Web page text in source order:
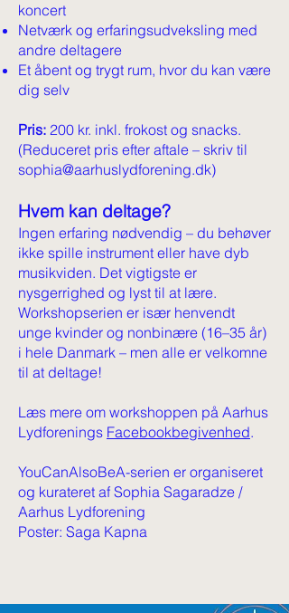
koncert
Netværk og erfaringsudveksling med
andre deltagere
Et åbent og trygt rum, hvor du kan være
dig selv
Pris: 200 kr. inkl. frokost og snacks.
(Reduceret pris efter aftale – skriv til
sophia@aarhuslydforening.dk)
Hvem kan deltage?
Ingen erfaring nødvendig – du behøver
ikke spille instrument eller have dyb
musikviden. Det vigtigste er
nysgerrighed og lyst til at lære.
Workshopserien er især henvendt
unge kvinder og nonbinære (16–35 år)
i hele Danmark – men alle er velkomne
til at deltage!
Læs mere om workshoppen på Aarhus
Lydforenings Facebookbegivenhed.
YouCanAlsoBeA-serien er organiseret
og kurateret af Sophia Sagaradze /
Aarhus Lydforening
Poster: Saga Kapna